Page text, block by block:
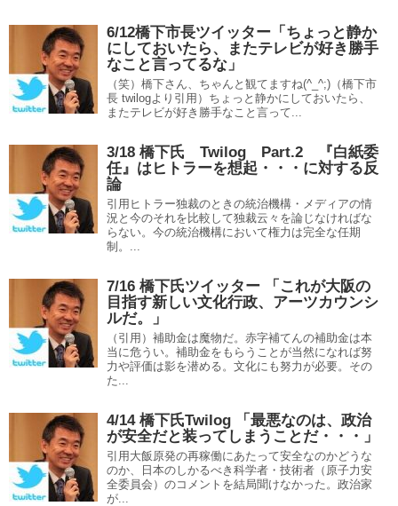
6/12橋下市長ツイッター「ちょっと静か
にしておいたら、またテレビが好き勝手
なこと言ってるな」
（笑）橋下さん、ちゃんと観てますね(^_^;)（橋下市
長 twilogより引用）ちょっと静かにしておいたら、
またテレビが好き勝手なこと言って...
3/18 橋下氏 Twilog Part.2 『白紙委
任』はヒトラーを想起・・・に対する反
論
引用ヒトラー独裁のときの統治機構・メディアの情
況と今のそれを比較して独裁云々を論じなければな
らない。今の統治機構において権力は完全な任期
制。...
7/16 橋下氏ツイッター 「これが大阪の
目指す新しい文化行政、アーツカウンシ
ルだ。」
（引用）補助金は魔物だ。赤字補てんの補助金は本
当に危うい。補助金をもらうことが当然になれば努
力や評価は影を潜める。文化にも努力が必要。その
た...
4/14 橋下氏Twilog 「最悪なのは、政治
が安全だと装ってしまうことだ・・・」
引用大飯原発の再稼働にあたって安全なのかどうな
のか、日本のしかるべき科学者・技術者（原子力安
全委員会）のコメントを結局聞けなかった。政治家
が...